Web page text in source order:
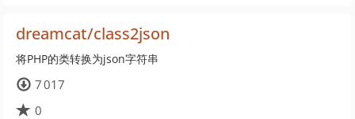
dreamcat/class2json
将PHP的类转换为json字符串
7 017
0